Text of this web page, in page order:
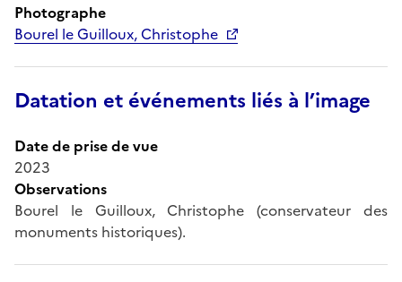
Photographe
Bourel le Guilloux, Christophe
Datation et événements liés à l’image
Date de prise de vue
2023
Observations
Bourel le Guilloux, Christophe (conservateur des
monuments historiques).